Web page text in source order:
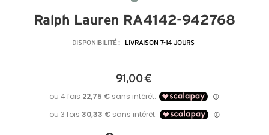
Ralph Lauren RA4142-942768
DISPONIBILITÉ : LIVRAISON 7-14 JOURS
91,00 €